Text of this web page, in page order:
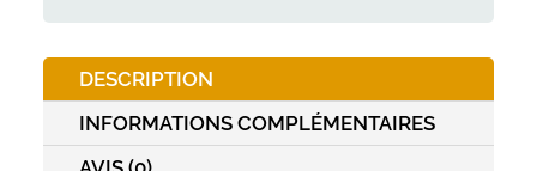
DESCRIPTION
INFORMATIONS COMPLÉMENTAIRES